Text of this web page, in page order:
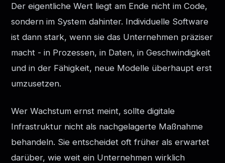
Der eigentliche Wert liegt am Ende nicht im Code,
sondern im System dahinter. Individuelle Software
ist dann stark, wenn sie das Unternehmen präziser
macht - in Prozessen, in Daten, in Geschwindigkeit
und in der Fähigkeit, neue Modelle überhaupt erst
umzusetzen.
Wer Wachstum ernst meint, sollte digitale
Infrastruktur nicht als nachgelagerte Maßnahme
behandeln. Sie entscheidet oft früher als erwartet
darüber, wie weit ein Unternehmen wirklich